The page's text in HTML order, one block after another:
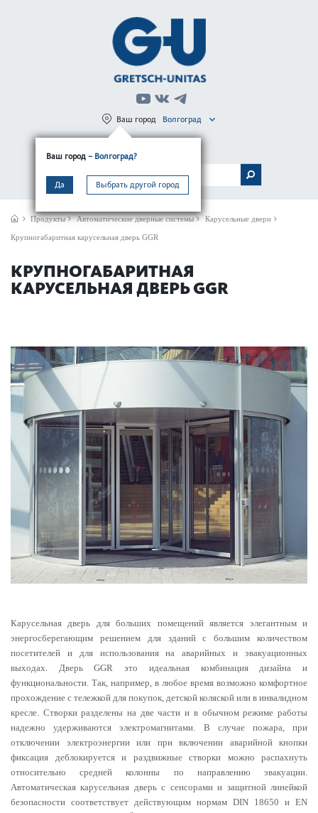
Ваш город – Волгоград?
Да Выбрать другой город
Ваш город Волгоград
МЕНЮ
Продукты Автом­ат­ические дверные сис­темы Карусельные двери
Крупногабаритная карусельная дверь GGR
КРУПНОГАБАРИТНАЯ
КАРУСЕЛЬНАЯ ДВЕРЬ GGR
Карусельная дверь для больших помещений является элегантным и
энергосберегающим решением для зданий с большим количеством
посетителей и для использования на аварийных и эвакуационных
выходах. Дверь GGR это идеальная комбинация дизайна и
функциональности. Так, например, в любое время возможно комфортное
прохождение с тележкой для покупок, детской коляской или в инвалидном
кресле. Створки разделены на две части и в обычном режиме работы
надежно удерживаются электромагнитами. В случае пожара, при
отключении электроэнергии или при включении аварийной кнопки
фиксация деблокируется и раздвижные створки можно распахнуть
относительно средней колонны по направлению эвакуации.
Автоматическая карусельная дверь с сенсорами и защитной линейкой
безопасности соответствует действующим нормам DIN 18650 и EN